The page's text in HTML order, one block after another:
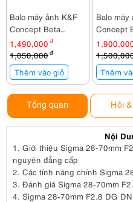
Balo máy ảnh K&F
Concept Beta
KF13.140
1,490,000 đ
1,050,000đ
Thêm vào giỏ
Balo máy
Concept
Thêm
Tổng quan Hỏi
Nội
1. Giới thiệu Sigma 28-70mm
nguyên đẳng cấp
2. Các tính năng chính Sigma
3. Đánh giá Sigma 28-70mm
4. Sigma 28-70mm F2.8 DG